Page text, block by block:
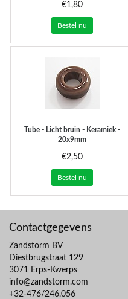
€1,80
Bestel nu
Tube - Licht bruin - Keramiek -
20x9mm
€2,50
Bestel nu
Contactgegevens
Zandstorm BV
Diestbrugstraat 129
3071 Erps-Kwerps
info@zandstorm.com
+32-476/246.056